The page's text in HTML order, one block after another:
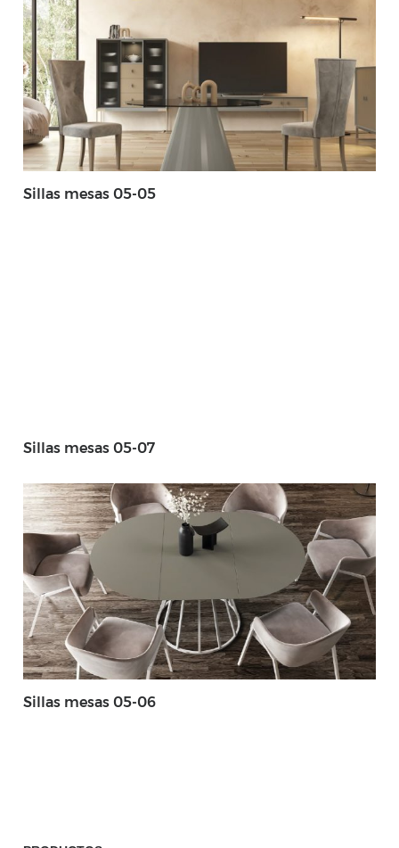
Sillas mesas 05-05
Sillas mesas 05-07
Sillas mesas 05-06